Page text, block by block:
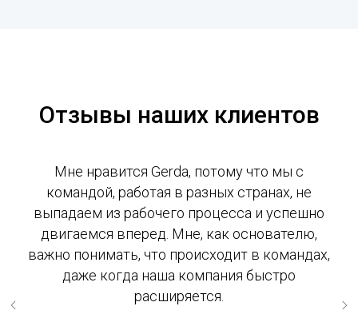
Отзывы наших клиентов
Мне нравится Gerda, потому что мы с
командой, работая в разных странах, не
выпадаем из рабочего процесса и успешно
двигаемся вперед. Мне, как основателю,
важно понимать, что происходит в командах,
даже когда наша компания быстро
расширяется.